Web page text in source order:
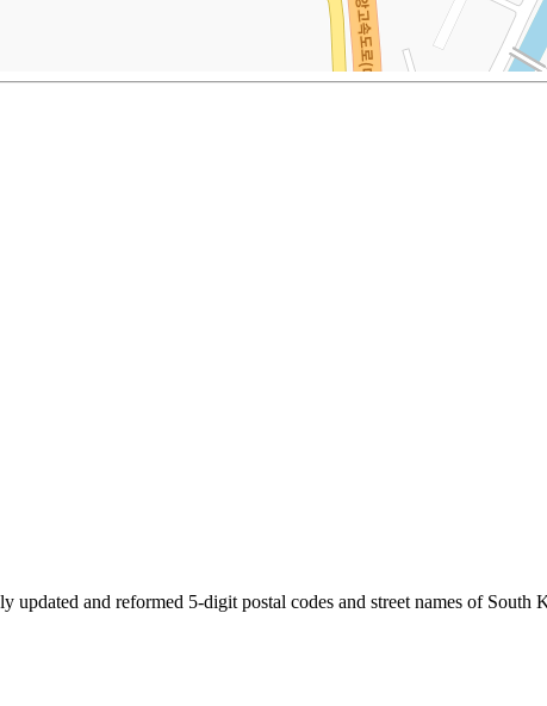
updated and reformed 5-digit postal codes and street names of South